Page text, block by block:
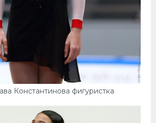
Константинова фигуристка